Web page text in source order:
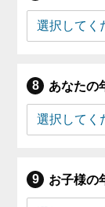
あなたの
お子様の